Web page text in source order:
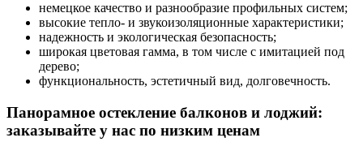
немецкое качество и разнообразие профильных систем;
высокие тепло- и звукоизоляционные характеристики;
надежность и экологическая безопасность;
широкая цветовая гамма, в том числе с имитацией под
дерево;
функциональность, эстетичный вид, долговечность.
Панорамное остекление балконов и лоджий:
заказывайте у нас по низким ценам